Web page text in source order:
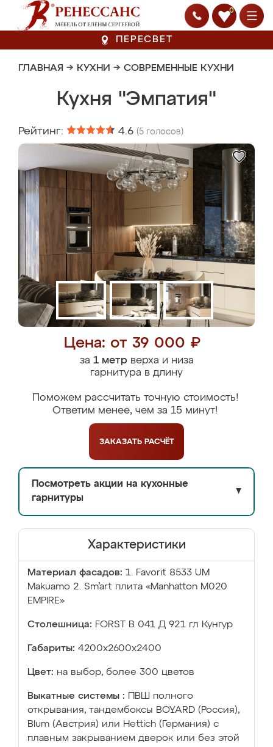
0
ПЕРЕСВЕТ
ГЛАВНАЯ → КУХНИ → СОВРЕМЕННЫЕ КУХНИ
Кухня "Эмпатия"
Рейтинг: 4.6 (5 голосов)
Цена: от 39 000 ₽
за 1 метрверха и низа
гарнитура в длину
Поможем рассчитать точную стоимость!
Ответим менее, чем за 15 минут!
ЗАКАЗАТЬ РАСЧЁТ
Посмотреть акции на кухонные
гарнитуры
▼
Характеристики
Материал фасадов: 1. Favorit 8533 UM
Makuamo 2. Sm’art плита «Manhatton M020
EMPIRE»
Столешница: FORST B 041 Д 921 гл Кунгур
Габариты: 4200х2600х2400
Цвет: на выбор, более 300 цветов
Выкатные системы :
ПВШ полного
открывания, тандембоксы BOYARD (Россия),
Blum (Австрия) или Hettich (Германия) с
плавным закрыванием дверок или без этой